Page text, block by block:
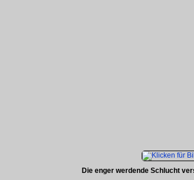
Die enger werdende Schlucht